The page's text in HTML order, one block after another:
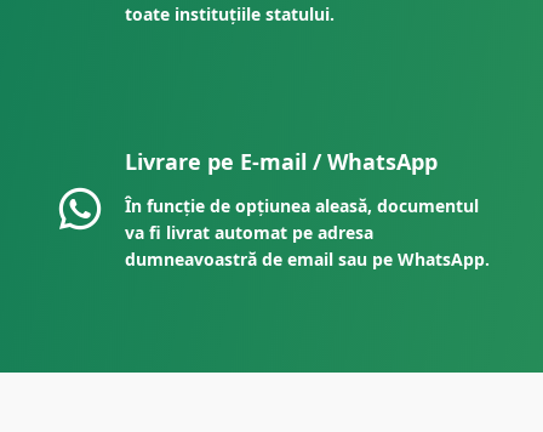
toate instituțiile statului.
Livrare pe E-mail / WhatsApp
În funcție de opțiunea aleasă, documentul
va fi livrat automat pe adresa
dumneavoastră de email sau pe WhatsApp.